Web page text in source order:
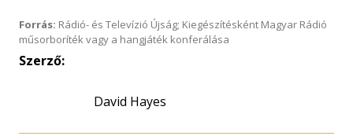
Forrás: Rádió- és Televízió Újság; Kiegészítésként Magyar Rádió
műsorboríték vagy a hangjáték konferálása
Szerző:
David Hayes